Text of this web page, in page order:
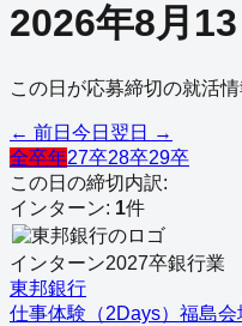
2026年8月 13
この日が応募締切の就活情
← 前日 今日 翌日 →
全卒年27卒28卒29卒
この日の締切内訳:
インターン: 1件
インターン2027卒銀行業
東邦銀行
仕事体験（2Days）福島